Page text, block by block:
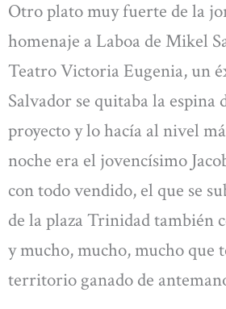
Otro plato muy fuerte de la
homenaje a Laboa de Mikel
Teatro Victoria Eugenia, un
Salvador se quitaba la espina
proyecto y lo hacía al nivel
noche era el jovencísimo
con todo vendido, el que se
de la plaza Trinidad también
y mucho, mucho, mucho que
territorio ganado de